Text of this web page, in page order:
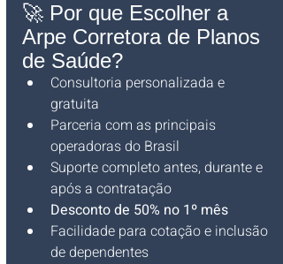
🚀 Por que Escolher a
Arpe Corretora de Planos
de Saúde?
Consultoria personalizada e
gratuita
Parceria com as principais
operadoras do Brasil
Suporte completo antes, durante e
após a contratação
Desconto de 50% no 1º mês
Facilidade para cotação e inclusão
de dependentes